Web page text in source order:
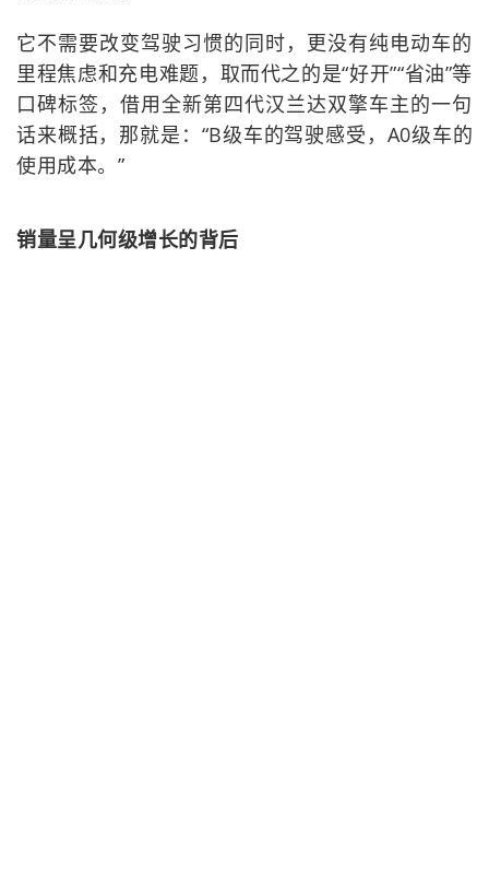
它不需要改变驾驶习惯的同时，更没有纯电动车的
里程焦虑和充电难题，取而代之的是“好开”“省油”等
口碑标签，借用全新第四代汉兰达双擎车主的一句
话来概括，那就是：“B级车的驾驶感受，A0级车的
使用成本。”
销量呈几何级增长的背后